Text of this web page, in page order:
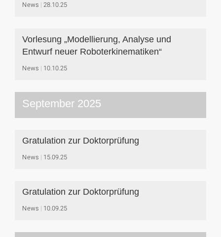
News 28.10.25
Vorlesung „Modellierung, Analyse und
Entwurf neuer Roboterkinematiken“
News 10.10.25
September 2025
Gratulation zur Doktorprüfung
News 15.09.25
Gratulation zur Doktorprüfung
News 10.09.25